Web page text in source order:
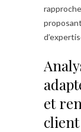
et
client